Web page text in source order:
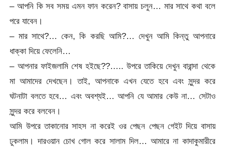
– আপনি কি সব সময় এমন ফান করেন? বাসায় চলুন… মার সাথে কথা বলে
পরে যাবেন।
– মার সাথে?… কেন, কি করছি আমি?… দেখুন আমি কিন্তু আপনারে
ধাক্কা দিয়ে ফেলেনি…
– আপনার ফাইজলামি শেষ হইছে??….. উপরে তাকিয়ে দেখুন বারান্দা থেকে
মা আমাদের দেখছেন। তাই, আপনাকে এখন যেতে হবে এবং সুন্দর করে
ঘটনাটা বলতে হবে… এবং অবশ্যই… আপনি যে আমার কেউ না… সেটাও
সুন্দর করে বলবেন।
আমি উপরে তাকানোর সাহস না করেই ওর পেছন পেছন গেইট দিয়ে বাসায়
ঢুকলাম। দারওয়ান চোখ গোল করে সালাম দিল… আমারে না কাদাকুমারীরে